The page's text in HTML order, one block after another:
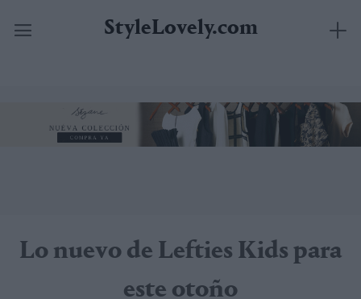
contenido
StyleLovely.com
Lo nuevo de Lefties Kids para
este otoño